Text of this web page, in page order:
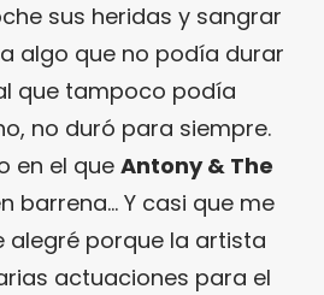
sus heridas y sangrar
algo que no podía durar
que tampoco podía
no duró para siempre.
en el que Antony & The
barrena… Y casi que me
alegré porque la artista
actuaciones para el